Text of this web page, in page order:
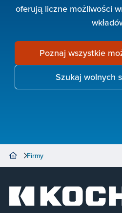
oferują liczne możliwości
Poznaj wszystkie
Szukaj wolnych
Firmy